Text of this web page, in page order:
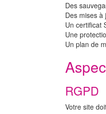
Des
Des mises
Un certificat
Une
Un plan de
RGPD
Votre site